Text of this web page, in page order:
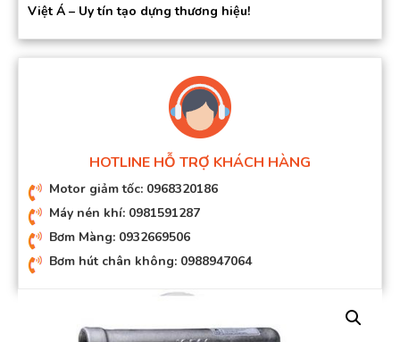
Việt Á – Uy tín tạo dựng thương hiệu!
HOTLINE HỖ TRỢ KHÁCH HÀNG
Motor giảm tốc: 0968320186
Máy nén khí: 0981591287
Bơm Màng: 0932669506
Bơm hút chân không: 0988947064